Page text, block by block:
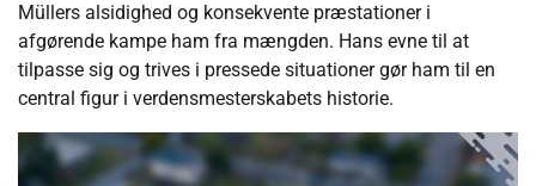
Müllers alsidighed og konsekvente præstationer i
afgørende kampe ham fra mængden. Hans evne til at
tilpasse sig og trives i pressede situationer gør ham til en
central figur i verdensmesterskabets historie.